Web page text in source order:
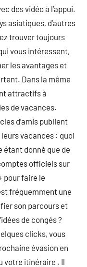
des vidéo à l’appui.
asiatiques, d’autres
trouver toujours
vous intéressent,
les avantages et
Dans la même
attractifs à
de vacances.
d’amis publient
vacances : quoi
étant donné que de
officiels sur
pour faire le
fréquemment une
son parcours et
de congés ?
clicks, vous
évasion en
votre itinéraire . Il